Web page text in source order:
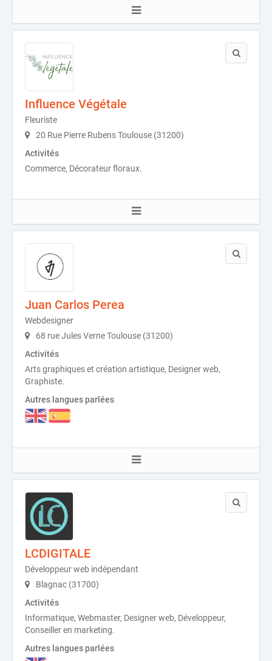
Influence Végétale
Fleuriste
20 Rue Pierre Rubens Toulouse (31200)
Activités
Commerce, Décorateur floraux.
Juan Carlos Perea
Webdesigner
68 rue Jules Verne Toulouse (31200)
Activités
Arts graphiques et création artistique, Designer web,
Graphiste.
Autres langues parlées
LCDIGITALE
Développeur web indépendant
Blagnac (31700)
Activités
Informatique, Webmaster, Designer web, Développeur,
Conseiller en marketing.
Autres langues parlées